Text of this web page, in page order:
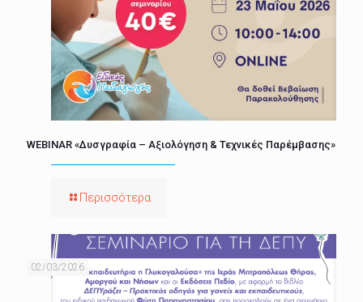
WEBINAR «Δυσγραφία – Αξιολόγηση & Τεχνικές Παρέμβασης»
Περισσότερα
02/03/2026